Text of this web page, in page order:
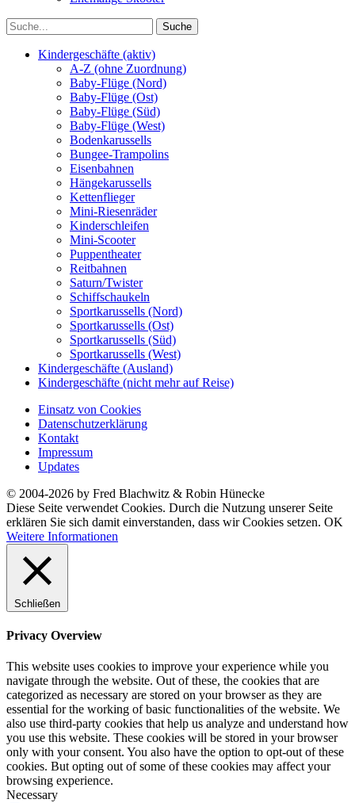
Kindergeschäfte (aktiv)
A-Z (ohne Zuordnung)
Baby-Flüge (Nord)
Baby-Flüge (Ost)
Baby-Flüge (Süd)
Baby-Flüge (West)
Bodenkarussells
Bungee-Trampolins
Eisenbahnen
Hängekarussells
Kettenflieger
Mini-Riesenräder
Kinderschleifen
Mini-Scooter
Puppentheater
Reitbahnen
Saturn/Twister
Schiffschaukeln
Sportkarussells (Nord)
Sportkarussells (Ost)
Sportkarussells (Süd)
Sportkarussells (West)
Kindergeschäfte (Ausland)
Kindergeschäfte (nicht mehr auf Reise)
Einsatz von Cookies
Datenschutzerklärung
Kontakt
Impressum
Updates
© 2004-2026 by Fred Blachwitz & Robin Hünecke
Diese Seite verwendet Cookies. Durch die Nutzung unserer Seite
erklären Sie sich damit einverstanden, dass wir Cookies setzen. OK
Weitere Informationen
Schließen
Privacy Overview
This website uses cookies to improve your experience while you
navigate through the website. Out of these, the cookies that are
categorized as necessary are stored on your browser as they are
essential for the working of basic functionalities of the website. We
also use third-party cookies that help us analyze and understand how
you use this website. These cookies will be stored in your browser
only with your consent. You also have the option to opt-out of these
cookies. But opting out of some of these cookies may affect your
browsing experience.
Necessary